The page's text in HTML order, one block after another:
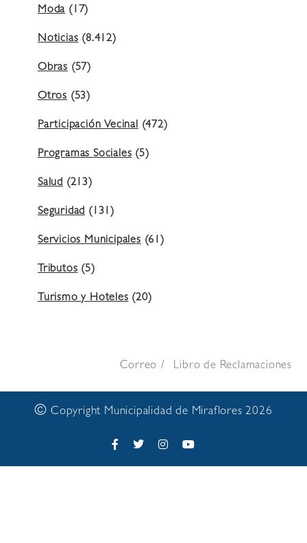
Moda(17)
Noticias(8.412)
Obras (57)
Otros (53)
Participación Vecinal(472)
Programas Sociales(5)
Salud (213)
Seguridad(131)
Servicios Municipales(61)
Tributos(5)
Turismo y Hoteles(20)
Correo Libro de Reclamaciones
© Copyright Municipalidad de Miraflores 2026